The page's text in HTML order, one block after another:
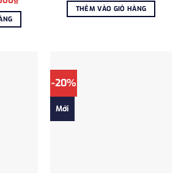
hiện
tại
465.000₫.
là:
550.000₫.
tại
THÊM VÀO GIỎ HÀNG
-20%
Mới